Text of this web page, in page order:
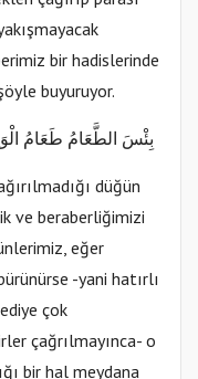
bir hadislerinde
buyuruyor.
بِئْسَ الطَّعَامُ طَعَامُ
düğün
ve beraberliğimizi
eğer
-yani hatırlı
çok
çağrılmayınca- o
bir hal meydana